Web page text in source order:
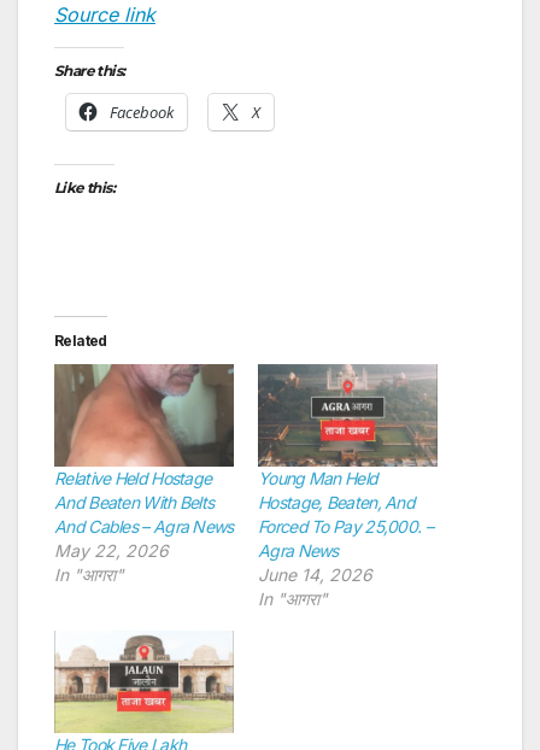
Source link
Share this:
Facebook X
Like this:
Related
Relative Held Hostage
And Beaten With Belts
And Cables – Agra News
May 22, 2026
In "आगरा"
Young Man Held
Hostage, Beaten, And
Forced To Pay 25,000. –
Agra News
June 14, 2026
In "आगरा"
He Took Five Lakh